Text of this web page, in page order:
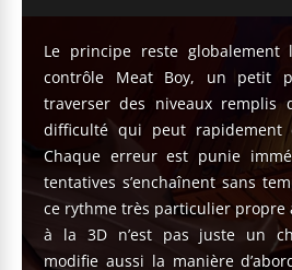
Le principe reste globalement
contrôle Meat Boy, un petit
traverser des niveaux remplis
difficulté qui peut rapidement
Chaque erreur est punie
tentatives s’enchaînent sans
ce rythme très particulier propre
à la 3D n’est pas juste un
modifie aussi la manière